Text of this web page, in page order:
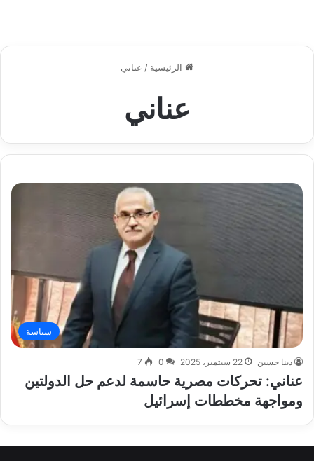
الرئيسية / عناني
عناني
سياسة
دينا حسين 22 سبتمبر، 2025 0
7
عناني: تحركات مصرية حاسمة لدعم حل الدولتين
ومواجهة مخططات إسرائيل